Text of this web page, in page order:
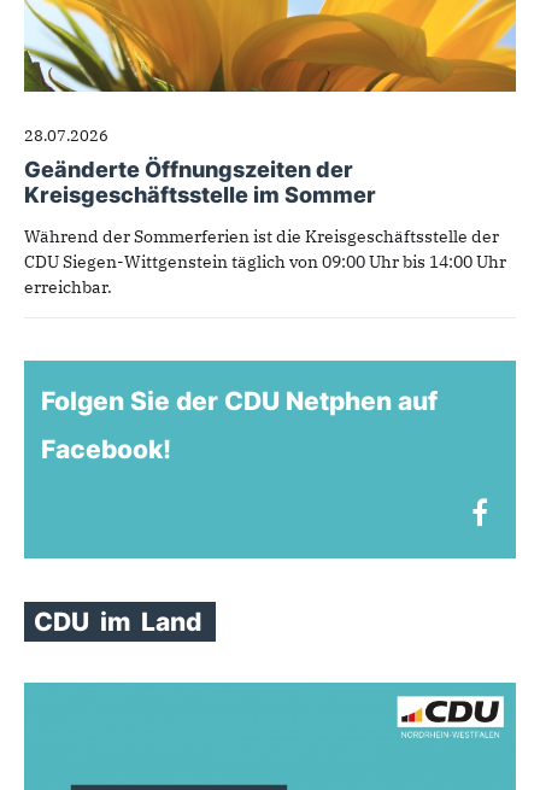
28.07.2026
Geänderte Öffnungszeiten der
Kreisgeschäftsstelle im Sommer
Während der Sommerferien ist die Kreisgeschäftsstelle der
CDU Siegen-Wittgenstein täglich von 09:00 Uhr bis 14:00 Uhr
erreichbar.
Folgen Sie der CDU Netphen auf
Facebook!
CDU im Land